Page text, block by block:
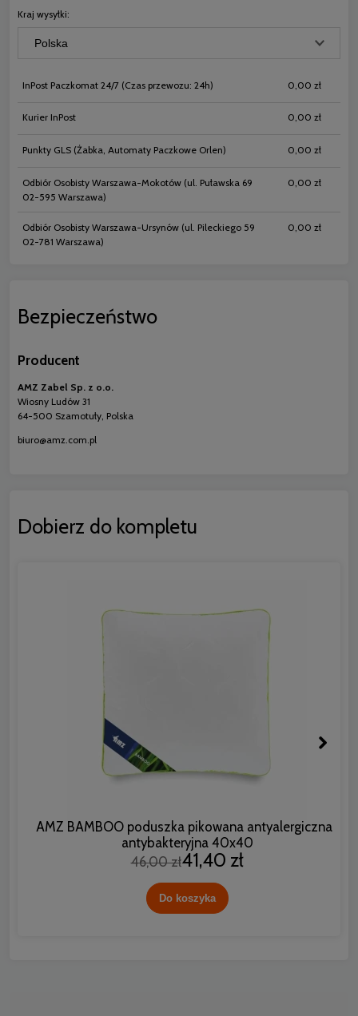
Kraj wysyłki:
InPost Paczkomat 24/7 (Czas przewozu: 24h) 0,00 zł
Kurier InPost 0,00 zł
Punkty GLS (Żabka, Automaty Paczkowe Orlen) 0,00 zł
Odbiór Osobisty Warszawa-Mokotów (ul. Puławska 69
02-595 Warszawa)
0,00 zł
Odbiór Osobisty Warszawa-Ursynów (ul. Pileckiego 59
02-781 Warszawa)
0,00 zł
Bezpieczeństwo
Producent
AMZ Zabel Sp. z o.o.
Wiosny Ludów 31
64-500 Szamotuły, Polska
biuro@amz.com.pl
Dobierz do kompletu
AMZ BAMBOO poduszka pikowana antyalergiczna i
antybakteryjna 40x40
46,00 zł41,40 zł
Do koszyka